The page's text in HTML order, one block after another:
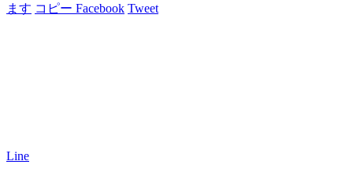
ます コピー Facebook Tweet
Line